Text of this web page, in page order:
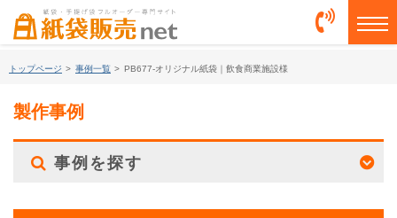
トップページ > 事例一覧 > PB677-オリジナル紙袋｜飲食商業施設様
製作事例
事例を探す